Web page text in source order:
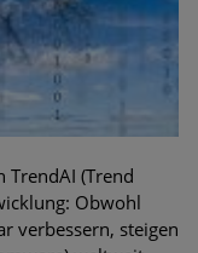
TrendAI (Trend
Obwohl
verbessern, steigen